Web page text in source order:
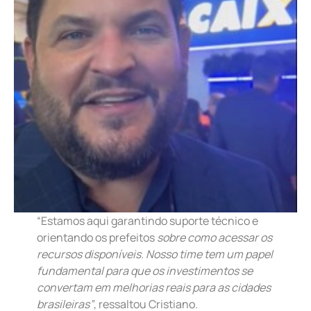
“Estamos aqui garantindo suporte técnico e
orientando os prefeitossobre como acessar os
recursos disponíveis. Nosso time tem um papel
fundamental para que os investimentos se
convertam em melhorias reais para as cidades
brasileiras”, ressaltou Cristiano.